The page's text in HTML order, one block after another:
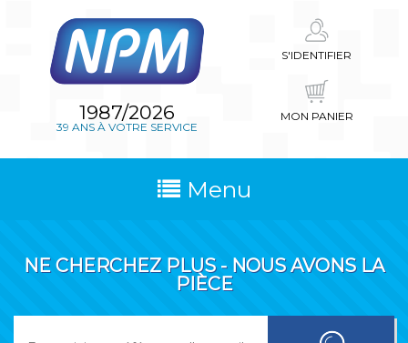
1987/2026
39 ANS À VOTRE SERVICE
S'IDENTIFIER
MON PANIER
Menu
NE CHERCHEZ PLUS - NOUS AVONS LA
PIÈCE